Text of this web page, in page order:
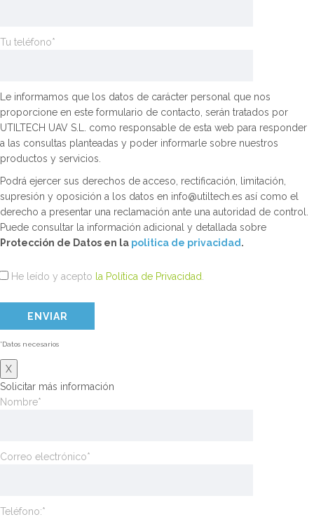
Tu teléfono*
Le informamos que los datos de carácter personal que nos
proporcione en este formulario de contacto, serán tratados por
UTILTECH UAV S.L. como responsable de esta web para responder
a las consultas planteadas y poder informarle sobre nuestros
productos y servicios.
Podrá ejercer sus derechos de acceso, rectificación, limitación,
supresión y oposición a los datos en info@utiltech.es así como el
derecho a presentar una reclamación ante una autoridad de control.
Puede consultar la información adicional y detallada sobre
Protección de Datos en la politica de privacidad .
He leído y acepto la Política de Privacidad
*Datos necesarios
X
Solicitar más información
Nombre*
Correo electrónico*
Teléfono:*